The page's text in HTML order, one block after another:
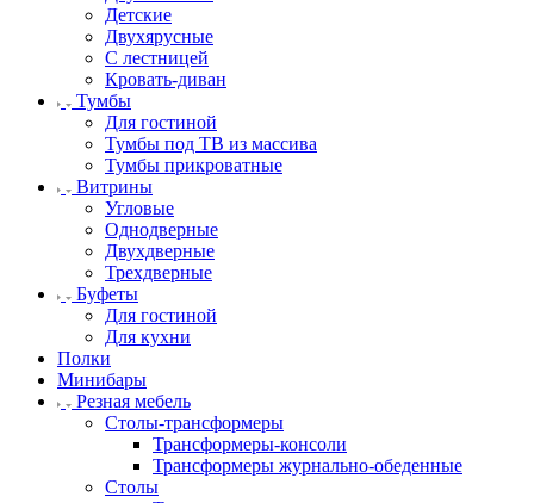
Детские
Двухярусные
С лестницей
Кровать-диван
Тумбы
Для гостиной
Тумбы под ТВ из массива
Тумбы прикроватные
Витрины
Угловые
Однодверные
Двухдверные
Трехдверные
Буфеты
Для гостиной
Для кухни
Полки
Минибары
Резная мебель
Столы-трансформеры
Трансформеры-консоли
Трансформеры журнально-обеденные
Столы